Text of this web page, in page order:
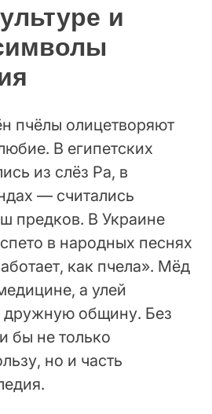
и
пчёлы олицетворяют
В египетских
из слёз Ра, в
— считались
предков. В Украине
в народных песнях
как пчела». Мёд
а улей
дружную общину. Без
бы не только
но и часть